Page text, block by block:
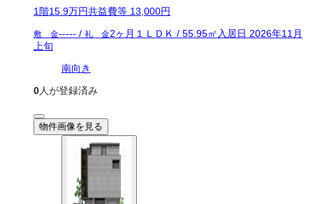
1階15.9万円共益費等 13,000円
敷 金----- / 礼 金2ヶ月 １ＬＤＫ / 55.95㎡ 入居日 2026年11月
上旬
南向き
0人が登録済み
物件画像を見る